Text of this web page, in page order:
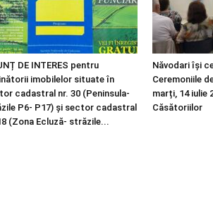
DE INTERES pentru
imobilelor situate în
cadastral nr. 30 (Peninsula-
P6- P17) și sector cadastral
(Zona Ecluză- străzile...
Năvodari își
Ceremoniile
marți, 14 iulie
Căsătoriilor